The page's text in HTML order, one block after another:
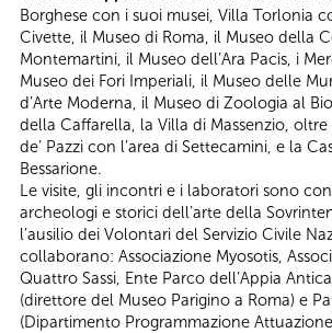
Borghese con i suoi musei, Villa Torlonia
Civette, il Museo di Roma, il Museo della
Montemartini, il Museo dell’Ara Pacis, i
Museo dei Fori Imperiali, il Museo delle
d’Arte Moderna, il Museo di Zoologia al
della Caffarella, la Villa di Massenzio, oltre
de’ Pazzi con l’area di Settecamini, e la
Bessarione.
Le visite, gli incontri e i laboratori sono
archeologi e storici dell’arte della
l’ausilio dei Volontari del Servizio Civile
collaborano: Associazione Myosotis,
Quattro Sassi, Ente Parco dell’Appia
(direttore del Museo Parigino a Roma) e
(Dipartimento Programmazione